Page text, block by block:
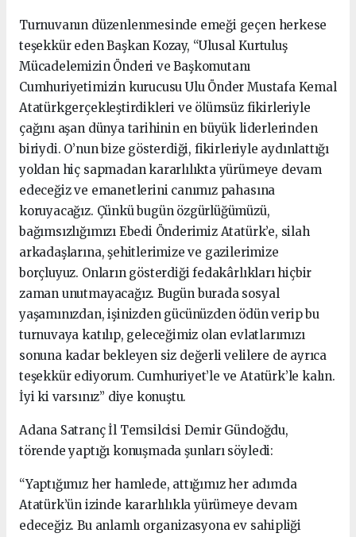
Turnuvanın düzenlenmesinde emeği geçen herkese
teşekkür eden Başkan Kozay, “Ulusal Kurtuluş
Mücadelemizin Önderi ve Başkomutanı
Cumhuriyetimizin kurucusu Ulu Önder Mustafa Kemal
Atatürkgerçekleştirdikleri ve ölümsüz fikirleriyle
çağını aşan dünya tarihinin en büyük liderlerinden
biriydi. O’nun bize gösterdiği, fikirleriyle aydınlattığı
yoldan hiç sapmadan kararlılıkta yürümeye devam
edeceğiz ve emanetlerini canımız pahasına
koruyacağız. Çünkü bugün özgürlüğümüzü,
bağımsızlığımızı Ebedi Önderimiz Atatürk’e, silah
arkadaşlarına, şehitlerimize ve gazilerimize
borçluyuz. Onların gösterdiği fedakârlıkları hiçbir
zaman unutmayacağız. Bugün burada sosyal
yaşamınızdan, işinizden gücünüzden ödün verip bu
turnuvaya katılıp, geleceğimiz olan evlatlarımızı
sonuna kadar bekleyen siz değerli velilere de ayrıca
teşekkür ediyorum. Cumhuriyet’le ve Atatürk’le kalın.
İyi ki varsınız” diye konuştu.
Adana Satranç İl Temsilcisi Demir Gündoğdu,
törende yaptığı konuşmada şunları söyledi:
“Yaptığımız her hamlede, attığımız her adımda
Atatürk’ün izinde kararlılıkla yürümeye devam
edeceğiz. Bu anlamlı organizasyona ev sahipliği